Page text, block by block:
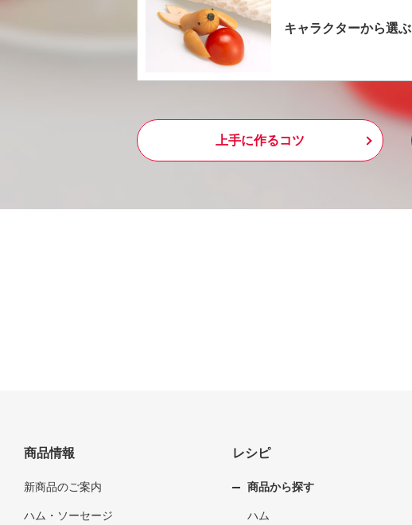
キャラクターから選ぶ
上手に作るコツ
商品情報
新商品のご案内
ハム・ソーセージ
レシピ
商品から探す
ハム